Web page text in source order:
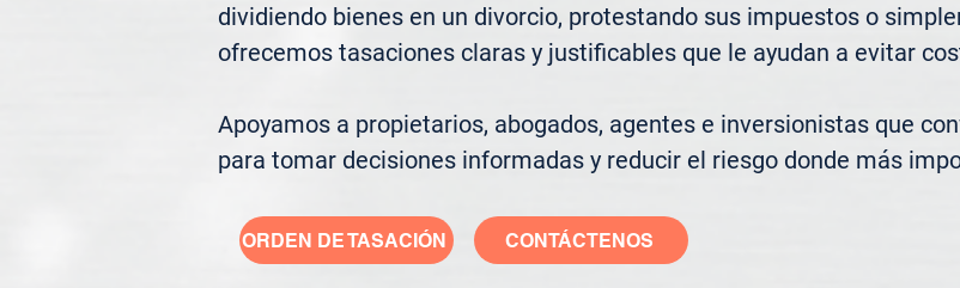
dividiendo bienes en un divorcio, protestando sus impuestos o
ofrecemos tasaciones claras y justificables que le ayudan a evitar
Apoyamos a propietarios, abogados, agentes e inversionistas que
para tomar decisiones informadas y reducir el riesgo donde más
ORDEN DE TASACIÓN CONTÁCTENOS